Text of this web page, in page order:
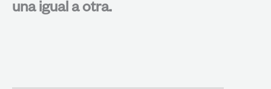
una igual a otra.